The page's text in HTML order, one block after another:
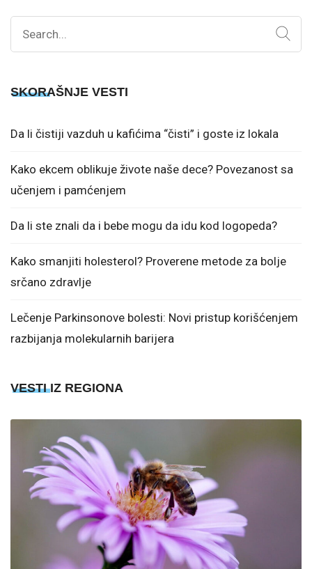
for:
SKORAŠNJE VESTI
Da li čistiji vazduh u kafićima “čisti” i goste iz lokala
Kako ekcem oblikuje živote naše dece? Povezanost sa
učenjem i pamćenjem
Da li ste znali da i bebe mogu da idu kod logopeda?
Kako smanjiti holesterol? Proverene metode za bolje
srčano zdravlje
Lečenje Parkinsonove bolesti: Novi pristup korišćenjem
razbijanja molekularnih barijera
VESTI IZ REGIONA